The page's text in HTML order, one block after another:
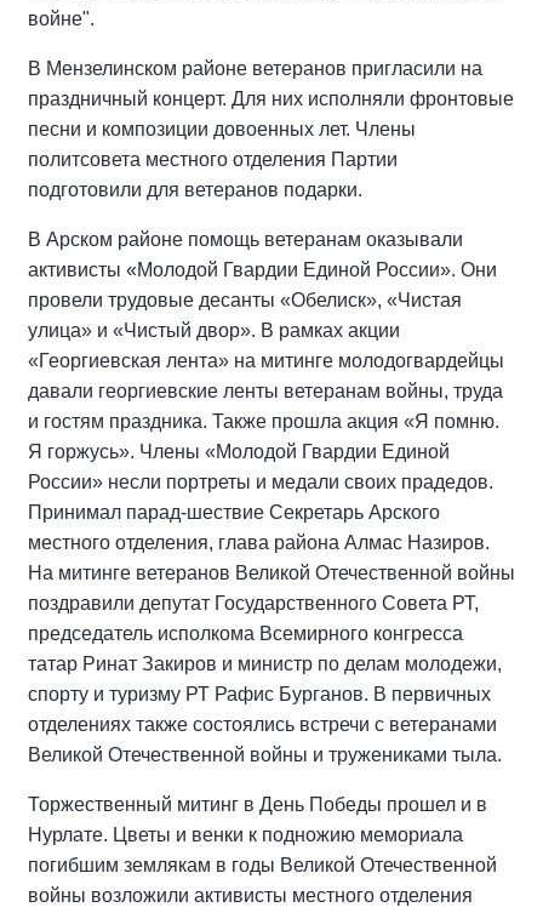
войне".
В Мензелинском районе ветеранов пригласили на
праздничный концерт. Для них исполняли фронтовые
песни и композиции довоенных лет. Члены
политсовета местного отделения Партии
подготовили для ветеранов подарки.
В Арском районе помощь ветеранам оказывали
активисты «Молодой Гвардии Единой России». Они
провели трудовые десанты «Обелиск», «Чистая
улица» и «Чистый двор». В рамках акции
«Георгиевская лента» на митинге молодогвардейцы
давали георгиевские ленты ветеранам войны, труда
и гостям праздника. Также прошла акция «Я помню.
Я горжусь». Члены «Молодой Гвардии Единой
России» несли портреты и медали своих прадедов.
Принимал парад-шествие Секретарь Арского
местного отделения, глава района Алмас Назиров.
На митинге ветеранов Великой Отечественной войны
поздравили депутат Государственного Совета РТ,
председатель исполкома Всемирного конгресса
татар Ринат Закиров и министр по делам молодежи,
спорту и туризму РТ Рафис Бурганов. В первичных
отделениях также состоялись встречи с ветеранами
Великой Отечественной войны и тружениками тыла.
Торжественный митинг в День Победы прошел и в
Нурлате. Цветы и венки к подножию мемориала
погибшим землякам в годы Великой Отечественной
войны возложили активисты местного отделения